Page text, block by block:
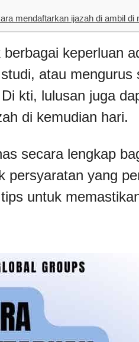
mendaftarkan ijazah di ambil
keperluan
atau mengurus
kti, lulusan juga
di kemudian hari.
secara lengkap
persyaratan yang
untuk